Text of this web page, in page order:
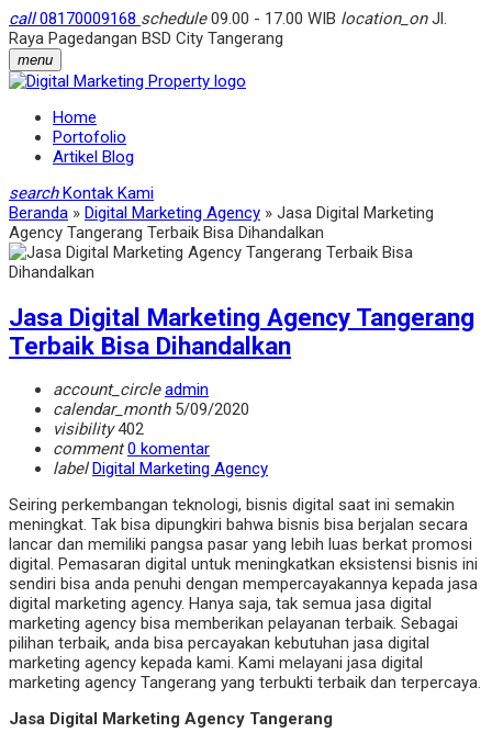
call08170009168 schedule09.00 - 17.00 WIB location_onJl.
Raya Pagedangan BSD City Tangerang
menu
Home
Portofolio
Artikel Blog
search Kontak Kami
Beranda » Digital Marketing Agency » Jasa Digital Marketing
Agency Tangerang Terbaik Bisa Dihandalkan
Jasa Digital Marketing Agency Tangerang
Terbaik Bisa Dihandalkan
account_circle admin
calendar_month5/09/2020
visibility402
comment 0 komentar
label Digital Marketing Agency
Seiring perkembangan teknologi, bisnis digital saat ini semakin
meningkat. Tak bisa dipungkiri bahwa bisnis bisa berjalan secara
lancar dan memiliki pangsa pasar yang lebih luas berkat promosi
digital. Pemasaran digital untuk meningkatkan eksistensi bisnis ini
sendiri bisa anda penuhi dengan mempercayakannya kepada jasa
digital marketing agency. Hanya saja, tak semua jasa digital
marketing agency bisa memberikan pelayanan terbaik. Sebagai
pilihan terbaik, anda bisa percayakan kebutuhan jasa digital
marketing agency kepada kami. Kami melayani jasa digital
marketing agency Tangerang yang terbukti terbaik dan terpercaya.
Jasa Digital Marketing Agency Tangerang